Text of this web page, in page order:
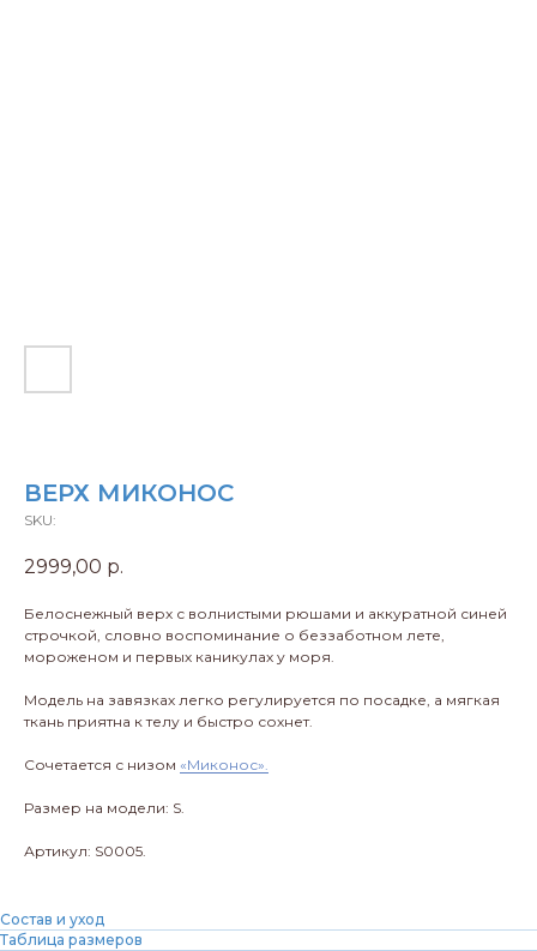
ВЕРХ МИКОНОС
SKU:
2999,00 р.
Белоснежный верх с волнистыми рюшами и аккуратной синей
строчкой, словно воспоминание о беззаботном лете,
мороженом и первых каникулах у моря.
Модель на завязках легко регулируется по посадке, а мягкая
ткань приятна к телу и быстро сохнет.
Сочетается с низом «Миконос».
Размер на модели: S.
Артикул: S0005.
Состав и уход
Таблица размеров